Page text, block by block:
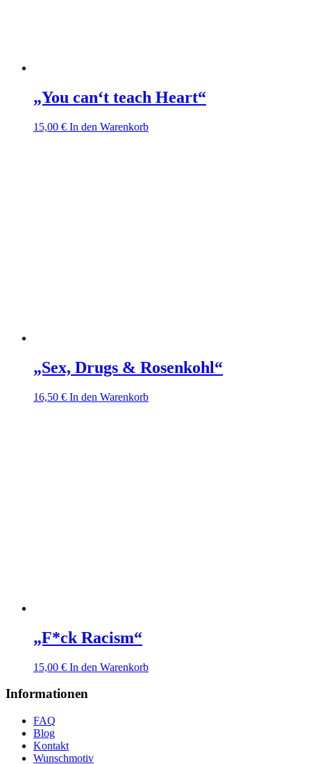
„You can‘t teach Heart“
15,00 € In den Warenkorb
„Sex, Drugs & Rosenkohl“
16,50 € In den Warenkorb
„F*ck Racism“
15,00 € In den Warenkorb
Informationen
FAQ
Blog
Kontakt
Wunschmotiv